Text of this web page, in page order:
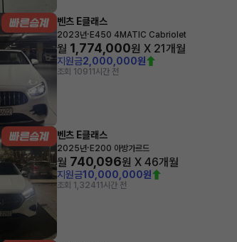
벤츠 E클래스
2023년· E450 4MATIC Cabriolet
월 1,774,000원 X 21개월
지원금2,000,000원
조회 10911시간 전
벤츠 E클래스
2025년· E200 아방가르드
월 740,096원 X 46개월
지원금10,000,000원
조회 1,32411시간 전